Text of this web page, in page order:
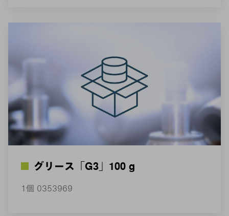
グリース「G3」100 g
1個 0353969